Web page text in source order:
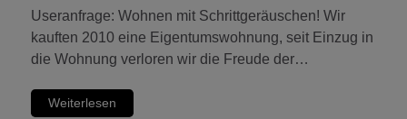
Useranfrage: Wohnen mit Schrittgeräuschen! Wir
kauften 2010 eine Eigentumswohnung, seit Einzug in
die Wohnung verloren wir die Freude der…
Weiterlesen